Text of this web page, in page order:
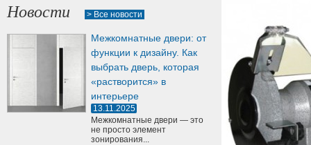
Артикул:
Новости > Все новости
Межкомнатные двери: от
функции к дизайну. Как
выбрать дверь, которая
«растворится» в
интерьере
13.11.2025
Межкомнатные двери — это
не просто элемент
зонирования...